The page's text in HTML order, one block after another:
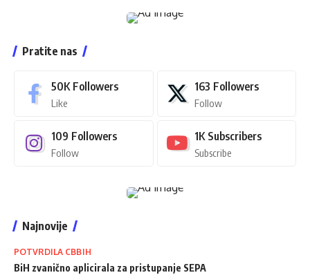
Pratite nas
50K Followers
Like
163 Followers
Follow
109 Followers
Follow
1K Subscribers
Subscribe
Najnovije
POTVRDILA CBBIH
BiH zvanično aplicirala za pristupanje SEPA